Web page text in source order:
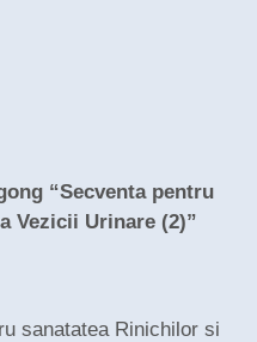
“Secventa pentru
Vezicii Urinare (2)”
sanatatea Rinichilor si